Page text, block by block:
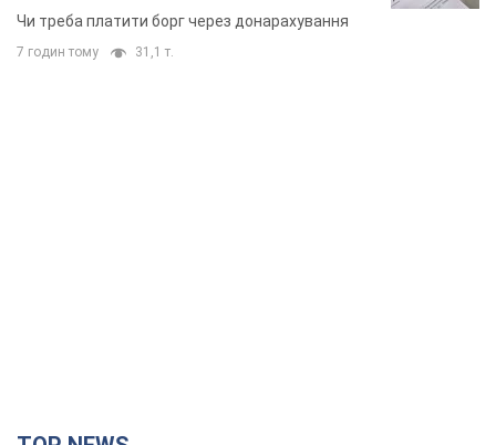
неочікуване рішення
Чи треба платити борг через донарахування
7 годин тому 31,1 т.